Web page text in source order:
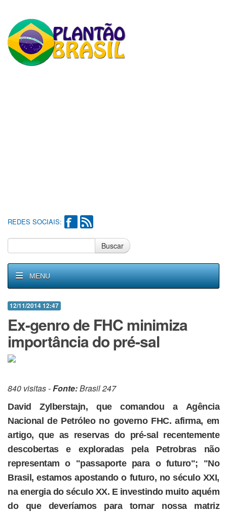
REDES SOCIAIS:
Buscar
MENU
12/11/2014 12:47
Ex-genro de FHC minimiza
importância do pré-sal
840 visitas -Fonte:Brasil 247
David Zylberstajn, que comandou a Agência
Nacional de Petróleo no governo FHC. afirma, em
artigo, que as reservas do pré-sal recentemente
descobertas e exploradas pela Petrobras não
representam o "passaporte para o futuro"; "No
Brasil, estamos apostando o futuro, no século XXI,
na energia do século XX. E investindo muito aquém
do que deveríamos para tornar nossa matriz